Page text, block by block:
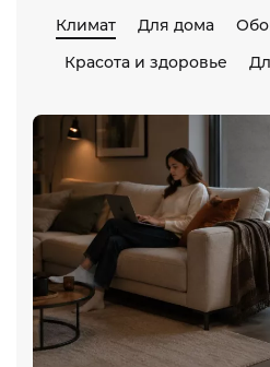
Климат Для дома
Красота и здоровье